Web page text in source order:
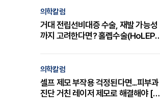
의학칼럼
거대 전립선비대증 수술, 재발 가능성
까지 고려한다면? 홀렙수술(HoLEP)
의학칼럼
셀프 제모 부작용 걱정된다면...피부과
진단 거친 레이저 제모로 해결해야 [변